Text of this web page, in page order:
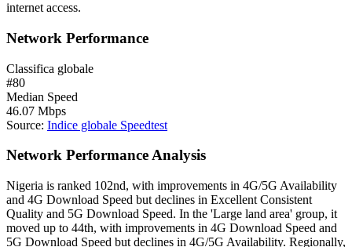
internet access.
Network Performance
Classifica globale
#80
Median Speed
46.07 Mbps
Source: Indice globale Speedtest
Network Performance Analysis
Nigeria is ranked 102nd, with improvements in 4G/5G Availability
and 4G Download Speed but declines in Excellent Consistent
Quality and 5G Download Speed. In the 'Large land area' group, it
moved up to 44th, with improvements in 4G Download Speed and
5G Download Speed but declines in 4G/5G Availability. Regionally,